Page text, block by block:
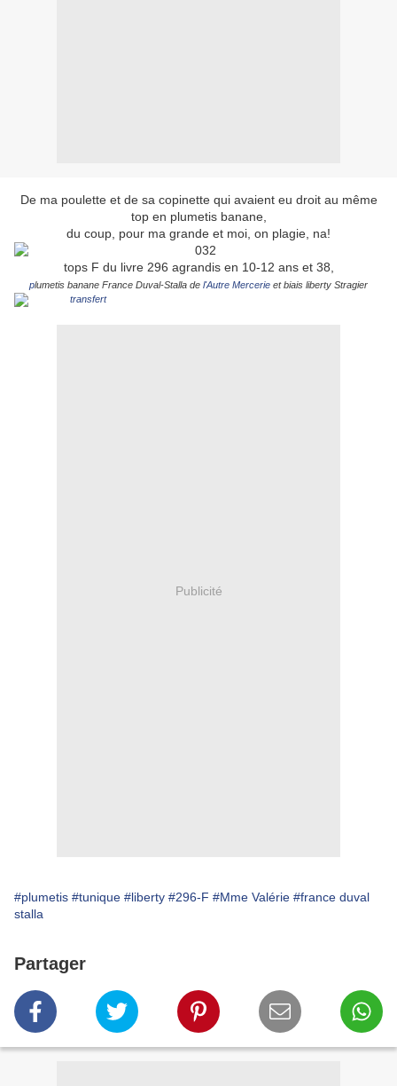
De ma poulette et de sa copinette qui avaient eu droit au même
top en plumetis banane,
du coup, pour ma grande et moi, on plagie, na!
tops F du livre 296 agrandis en 10-12 ans et 38,
plumetis banane France Duval-Stalla de l'Autre Mercerie et biais liberty Stragier
Publicité
#plumetis #tunique #liberty #296-F #Mme Valérie #france duval
stalla
Partager